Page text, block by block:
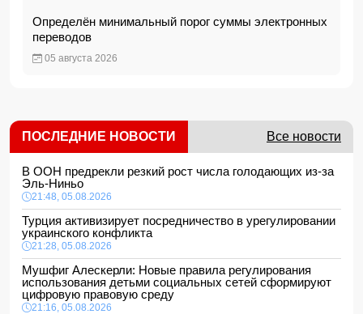
Определён минимальный порог суммы электронных
переводов
05 августа 2026
ПОСЛЕДНИЕ НОВОСТИ Все новости
В ООН предрекли резкий рост числа голодающих из-за
Эль-Ниньо
21:48, 05.08.2026
Турция активизирует посредничество в урегулировании
украинского конфликта
21:28, 05.08.2026
Мушфиг Алескерли: Новые правила регулирования
использования детьми социальных сетей сформируют
цифровую правовую среду
21:16, 05.08.2026